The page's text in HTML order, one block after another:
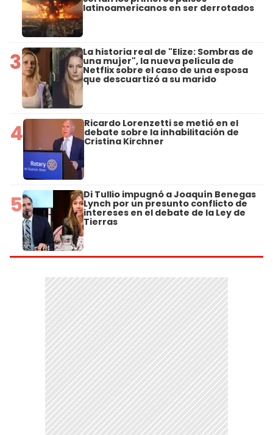
latinoamericanos en ser derrotados
3 La historia real de "Elize: Sombras de
una mujer", la nueva película de
Netflix sobre el caso de una esposa
que descuartizó a su marido
4 Ricardo Lorenzetti se metió en el
debate sobre la inhabilitación de
Cristina Kirchner
5 Di Tullio impugnó a Joaquín Benegas
Lynch por un presunto conflicto de
intereses en el debate de la Ley de
Tierras